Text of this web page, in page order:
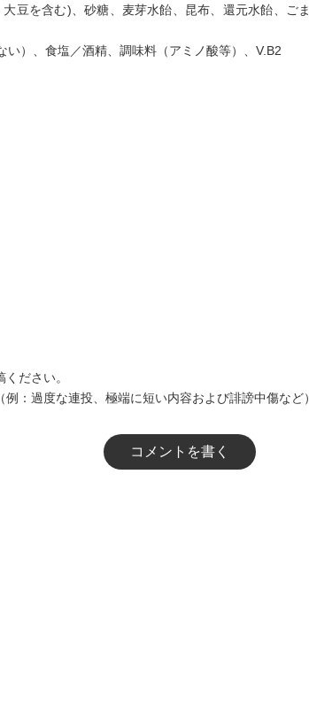
豆を含む)、砂糖、麦芽水飴、昆布、還元水飴、
）、食塩／酒精、調味料（アミノ酸等）、V.B2
ださい。
：過度な連投、極端に短い内容および誹謗中傷など）
コメントを書く